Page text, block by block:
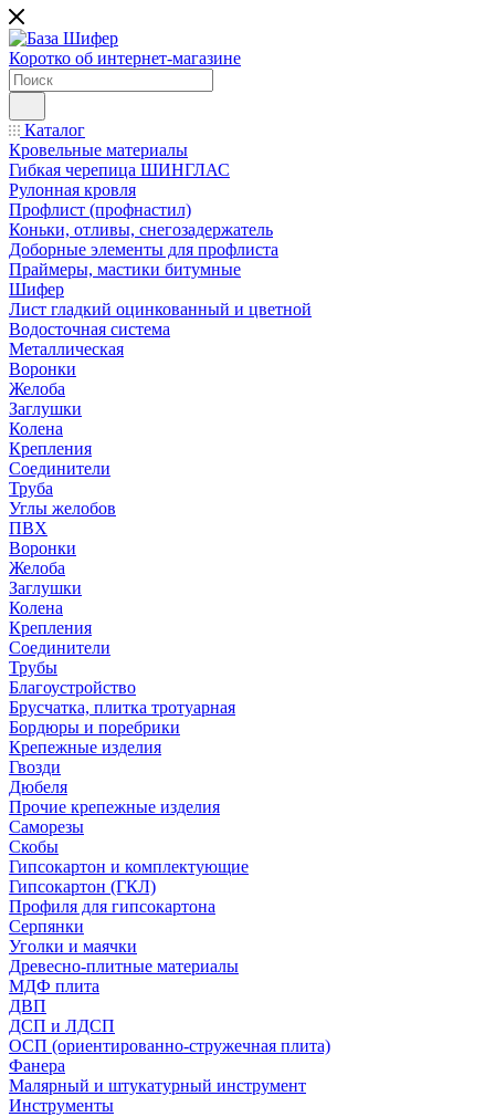
Коротко об интернет-магазине
Каталог
Кровельные материалы
Гибкая черепица ШИНГЛАС
Рулонная кровля
Профлист (профнастил)
Коньки, отливы, снегозадержатель
Доборные элементы для профлиста
Праймеры, мастики битумные
Шифер
Лист гладкий оцинкованный и цветной
Водосточная система
Металлическая
Воронки
Желоба
Заглушки
Колена
Крепления
Соединители
Труба
Углы желобов
ПВХ
Воронки
Желоба
Заглушки
Колена
Крепления
Соединители
Трубы
Благоустройство
Брусчатка, плитка тротуарная
Бордюры и поребрики
Крепежные изделия
Гвозди
Дюбеля
Прочие крепежные изделия
Саморезы
Скобы
Гипсокартон и комплектующие
Гипсокартон (ГКЛ)
Профиля для гипсокартона
Серпянки
Уголки и маячки
Древесно-плитные материалы
МДФ плита
ДВП
ДСП и ЛДСП
ОСП (ориентированно-стружечная плита)
Фанера
Малярный и штукатурный инструмент
Инструменты